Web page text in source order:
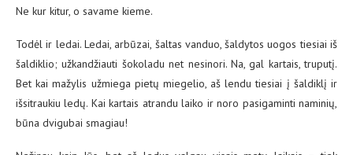
Ne kur kitur, o savame kieme.
Todėl ir ledai. Ledai, arbūzai, šaltas vanduo, šaldytos uogos tiesiai iš
šaldiklio; užkandžiauti šokoladu net nesinori. Na, gal kartais, truputį.
Bet kai mažylis užmiega pietų miegelio, aš lendu tiesiai į šaldiklį ir
išsitraukiu ledų. Kai kartais atrandu laiko ir noro pasigaminti naminių,
būna dvigubai smagiau!